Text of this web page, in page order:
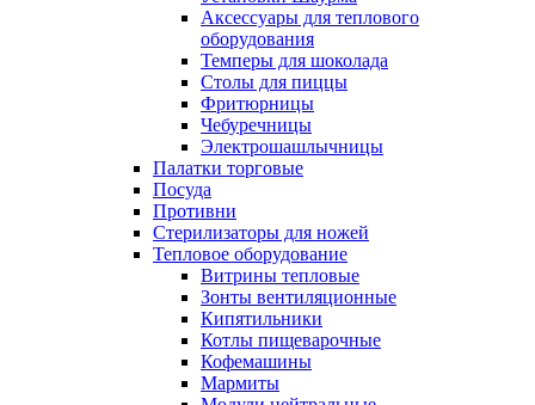
Аксессуары для теплового
оборудования
Темперы для шоколада
Столы для пиццы
Фритюрницы
Чебуречницы
Электрошашлычницы
Палатки торговые
Посуда
Противни
Стерилизаторы для ножей
Тепловое оборудование
Витрины тепловые
Зонты вентиляционные
Кипятильники
Котлы пищеварочные
Кофемашины
Мармиты